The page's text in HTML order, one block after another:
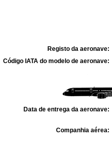
Registo da aeronave:
Código IATA do modelo de aeronave:
Data de entrega da aeronave:
Companhia aérea: